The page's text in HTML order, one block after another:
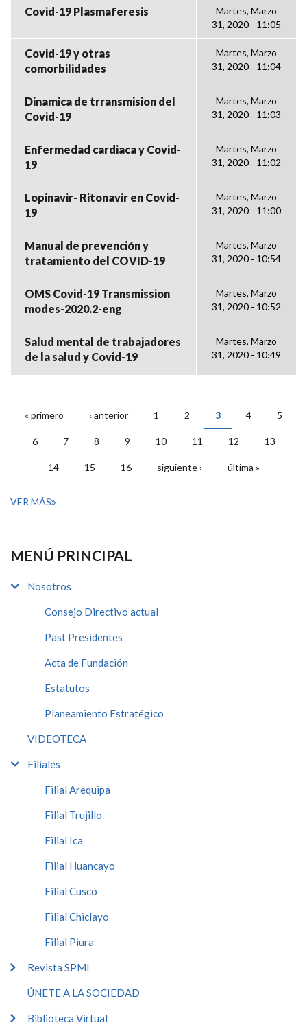
Covid-19 Plasmaferesis
Martes, Marzo
31, 2020 - 11:05
Covid-19 y otras
comorbilidades
Martes, Marzo
31, 2020 - 11:04
Dinamica de trransmision del
Covid-19
Martes, Marzo
31, 2020 - 11:03
Enfermedad cardiaca y Covid-
19
Martes, Marzo
31, 2020 - 11:02
Lopinavir- Ritonavir en Covid-
19
Martes, Marzo
31, 2020 - 11:00
Manual de prevención y
tratamiento del COVID-19
Martes, Marzo
31, 2020 - 10:54
OMS Covid-19 Transmission
modes-2020.2-eng
Martes, Marzo
31, 2020 - 10:52
Salud mental de trabajadores
de la salud y Covid-19
Martes, Marzo
31, 2020 - 10:49
PÁGINAS
« primero ‹ anterior 1 2 3 4 5
6 7 8 9 10 11 12 13
14 15 16 siguiente › última »
VER MÁS
MENÚ PRINCIPAL
Nosotros
Consejo Directivo actual
Past Presidentes
Acta de Fundación
Estatutos
Planeamiento Estratégico
VIDEOTECA
Filiales
Filial Arequipa
Filial Trujillo
Filial Ica
Filial Huancayo
Filial Cusco
Filial Chiclayo
Filial Piura
Revista SPMI
ÚNETE A LA SOCIEDAD
Biblioteca Virtual